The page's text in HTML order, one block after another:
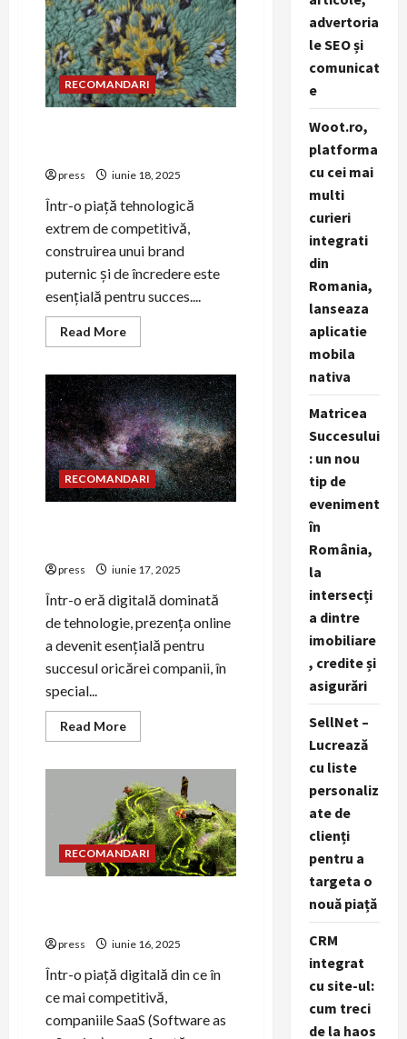
tech:
cum
să
promovezi
cursuri
și
platforme
RECOMANDARI
press iunie 18, 2025
Într-o piață tehnologică
extrem de competitivă,
construirea unui brand
puternic și de încredere este
esențială pentru succes....
Read MoreRead
more
să
construiești
un
brand
de
încredere
în
tech
prin
PR
RECOMANDARI
press iunie 17, 2025
Într-o eră digitală dominată
de tehnologie, prezența online
a devenit esențială pentru
succesul oricărei companii, în
special...
Read MoreRead
more
media
în
PR
pentru
companiile
tech
RECOMANDARI
press iunie 16, 2025
Într-o piață digitală din ce în
ce mai competitivă,
companiile SaaS (Software as
advertoria
le SEO și
comunicat
e
Woot.ro,
platforma
cu cei mai
multi
curieri
integrati
din
Romania,
lanseaza
aplicatie
mobila
nativa
Matricea
Succesului
: un nou
tip de
eveniment
în
România,
la
intersecți
a dintre
imobiliare
, credite și
asigurări
SellNet –
Lucrează
cu liste
personaliz
ate de
clienți
pentru a
targeta o
nouă piață
CRM
integrat
cu site-ul:
cum treci
de la haos